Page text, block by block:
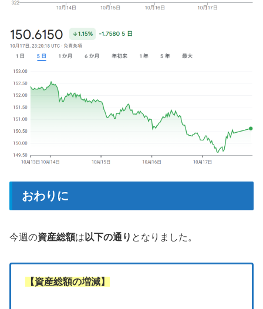
おわりに
今週の資産総額は 以下の通り となりました。
【資産総額の増減】